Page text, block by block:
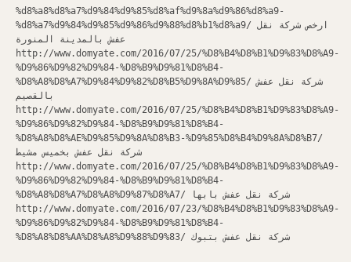
%d8%a8%d8%a7%d9%84%d9%85%d8%af%d9%8a%d9%86%d8%a9-
%d8%a7%d9%84%d9%85%d9%86%d9%88%d8%b1%d8%a9/ ارخص شركة نقل
عفش بالمدينة المنورة
http://www.domyate.com/2016/07/25/%D8%B4%D8%B1%D9%83%D8%A9-
%D9%86%D9%82%D9%84-%D8%B9%D9%81%D8%B4-
%D8%A8%D8%A7%D9%84%D9%82%D8%B5%D9%8A%D9%85/ شركة نقل عفش
بالقصيم
http://www.domyate.com/2016/07/25/%D8%B4%D8%B1%D9%83%D8%A9-
%D9%86%D9%82%D9%84-%D8%B9%D9%81%D8%B4-
%D8%A8%D8%AE%D9%85%D9%8A%D8%B3-%D9%85%D8%B4%D9%8A%D8%B7/
شركة نقل عفش بخميس مشيط
http://www.domyate.com/2016/07/25/%D8%B4%D8%B1%D9%83%D8%A9-
%D9%86%D9%82%D9%84-%D8%B9%D9%81%D8%B4-
%D8%A8%D8%A7%D8%A8%D9%87%D8%A7/ شركة نقل عفش بابها
http://www.domyate.com/2016/07/23/%D8%B4%D8%B1%D9%83%D8%A9-
%D9%86%D9%82%D9%84-%D8%B9%D9%81%D8%B4-
%D8%A8%D8%AA%D8%A8%D9%88%D9%83/ شركة نقل عفش بتبوك